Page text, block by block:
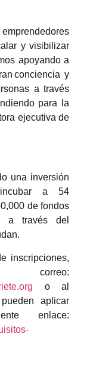
y visibilizar
apoyando a
conciencia y
a través
para la
ejecutiva de
una inversión
a 54
de fondos
a través del
inscripciones,
o al
aplicar
enlace: